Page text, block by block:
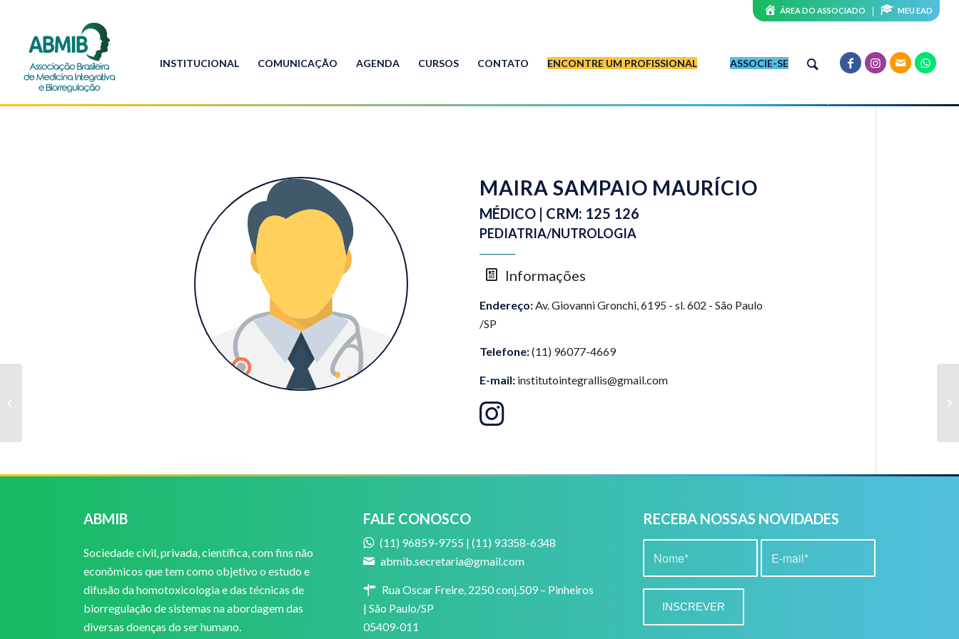
ÁREA DO ASSOCIADO MEU EAD
INSTITUCIONAL COMUNICAÇÃO AGENDA CURSOS CONTATO ENCONTRE UM PROFISSIONAL ASSOCIE-SE
MAIRA SAMPAIO MAURÍCIO
MÉDICO | CRM: 125 126
PEDIATRIA/NUTROLOGIA
Informações
Endereço: Av. Giovanni Gronchi, 6195 - sl. 602 - São Paulo
/SP
Telefone:(11) 96077-4669
E-mail: institutointegrallis@gmail.com
ABMIB
Sociedade civil, privada, científica, com fins não
econômicos que tem como objetivo o estudo e
difusão da homotoxicologia e das técnicas de
biorregulação de sistemas na abordagem das
diversas doenças do ser humano.
FALE CONOSCO
(11) 96859-9755 | (11) 93358-6348
abmib.secretaria@gmail.com
Rua Oscar Freire, 2250 conj.509 – Pinheiros
| São Paulo/SP
05409-011
RECEBA NOSSAS NOVIDADES